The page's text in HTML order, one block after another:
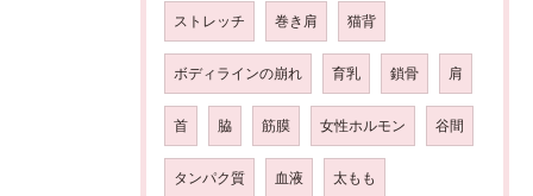
ストレッチ 巻き肩 猫背
ボディラインの崩れ 育乳 鎖骨 肩
首 脇 筋膜 女性ホルモン 谷間
タンパク質 血液 太もも